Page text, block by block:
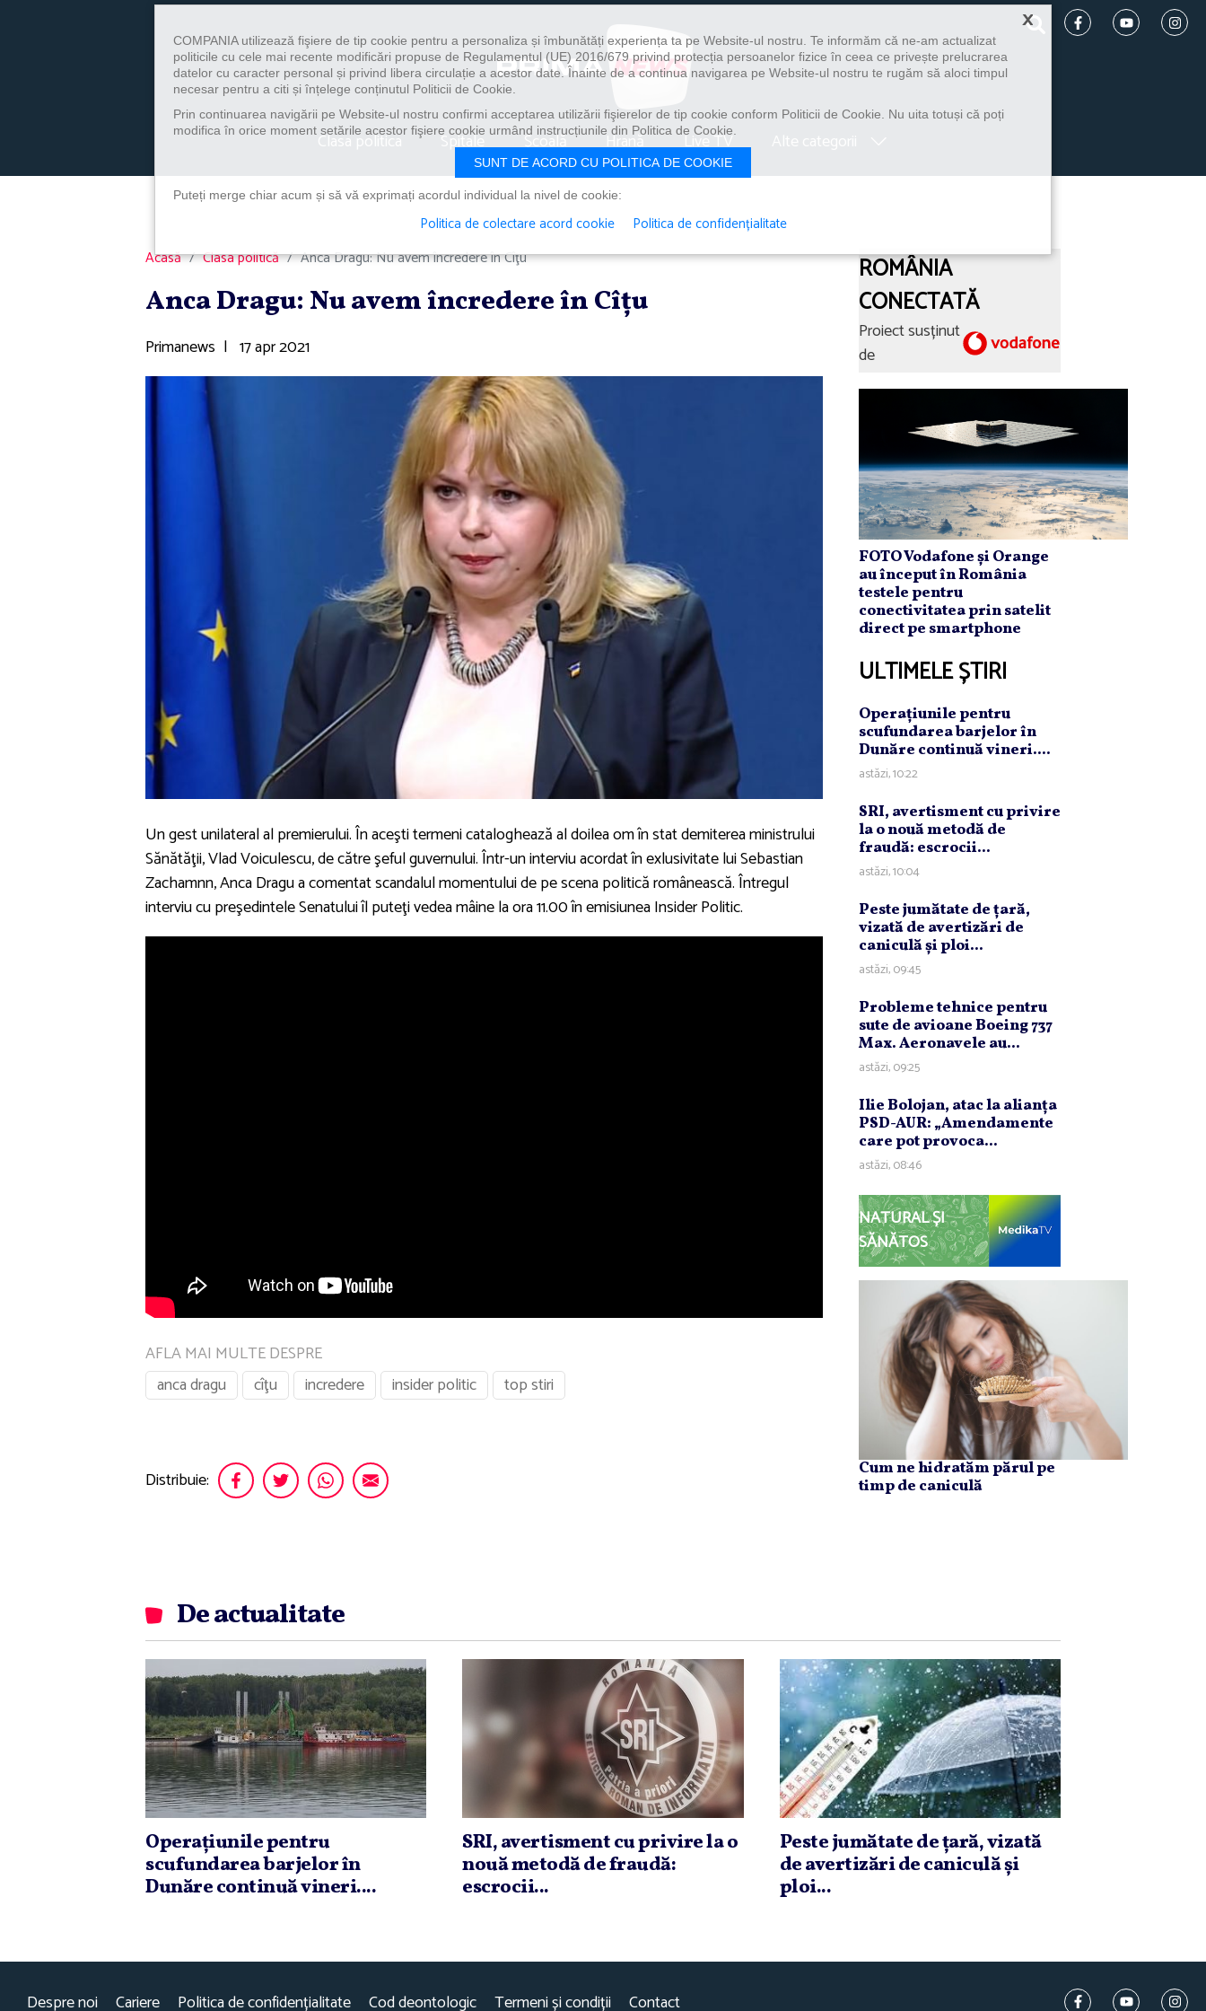
Clasa politica Spitale Școală Hrană Live TV
Acasă Clasa politică Anca Dragu: Nu avem încredere în Cîţu
Anca Dragu: Nu avem încredere în Cîţu
Primanews | 17 apr 2021
Un gest unilateral al premierului. În aceşti termeni cataloghează al doilea om în stat demiterea ministrului
Sănătăţii, Vlad Voiculescu, de către şeful guvernului. Într-un interviu acordat în exlusivitate lui Sebastian
Zachamnn, Anca Dragu a comentat scandalul momentului de pe scena politică românească. Întregul
interviu cu preşedintele Senatului îl puteţi vedea mâine la ora 11.00 în emisiunea Insider Politic.
AFLA MAI MULTE DESPRE
anca dragu
cîţu incredere insider politic top stiri
Distribuie:
ROMÂNIA
CONECTATĂ
Proiect susținut
de
FOTO Vodafone și Orange
au început în România
testele pentru
conectivitatea prin satelit
direct pe smartphone
ULTIMELE ȘTIRI
Operaţiunile pentru
scufundarea barjelor în
Dunăre continuă vineri....
astăzi, 10:22
SRI, avertisment cu privire
la o nouă metodă de
fraudă: escrocii...
astăzi, 10:04
Peste jumătate de ţară,
vizată de avertizări de
caniculă şi ploi...
astăzi, 09:45
Probleme tehnice pentru
sute de avioane Boeing 737
Max. Aeronavele au...
astăzi, 09:25
Ilie Bolojan, atac la alianţa
PSD-AUR: „Amendamente
care pot provoca...
astăzi, 08:46
NATURAL ȘI
SĂNĂTOS
Cum ne hidratăm părul pe
timp de caniculă
De actualitate
Operaţiunile pentru
scufundarea barjelor în
Dunăre continuă vineri....
SRI, avertisment cu privire la o
nouă metodă de fraudă:
escrocii...
Peste jumătate de ţară, vizată
de avertizări de caniculă şi
ploi...
Despre noi Cariere Politica de confidențialitate Cod deontologic Termeni și condiții Contact
×
COMPANIA utilizează fişiere de tip cookie pentru a personaliza și îmbunătăți experiența ta pe Website-ul nostru. Te informăm că ne-am actualizat
politicile cu cele mai recente modificări propuse de Regulamentul (UE) 2016/679 privind protecția persoanelor fizice în ceea ce privește prelucrarea
datelor cu caracter personal și privind libera circulație a acestor date. Înainte de a continua navigarea pe Website-ul nostru te rugăm să aloci timpul
necesar pentru a citi și înțelege conținutul Politicii de Cookie.
Prin continuarea navigării pe Website-ul nostru confirmi acceptarea utilizării fişierelor de tip cookie conform Politicii de Cookie. Nu uita totuși că poți
modifica în orice moment setările acestor fişiere cookie urmând instrucțiunile din Politica de Cookie.
SUNT DE ACORD CU POLITICA DE COOKIE
Puteți merge chiar acum și să vă exprimați acordul individual la nivel de cookie:
Politica de colectare acord cookie Politica de confidențialitate